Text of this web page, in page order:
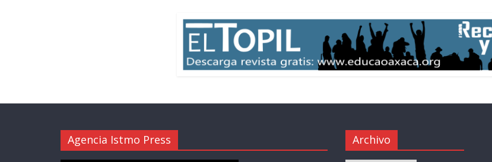
Agencia Istmo Press Archivo